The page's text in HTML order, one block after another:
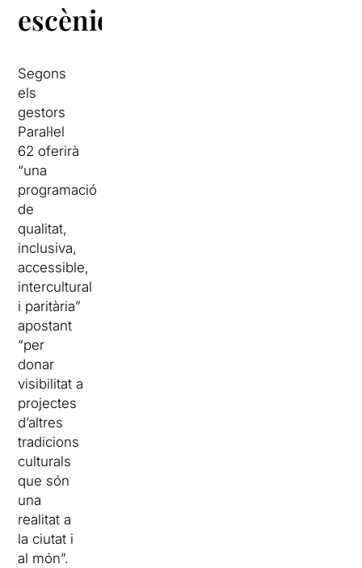
escèniques
Segons
els
gestors
Paral·lel
62 oferirà
“una
programació
de
qualitat,
inclusiva,
accessible,
intercultural
i paritària”
apostant
“per
donar
visibilitat a
projectes
d’altres
tradicions
culturals
que són
una
realitat a
la ciutat i
al món”.